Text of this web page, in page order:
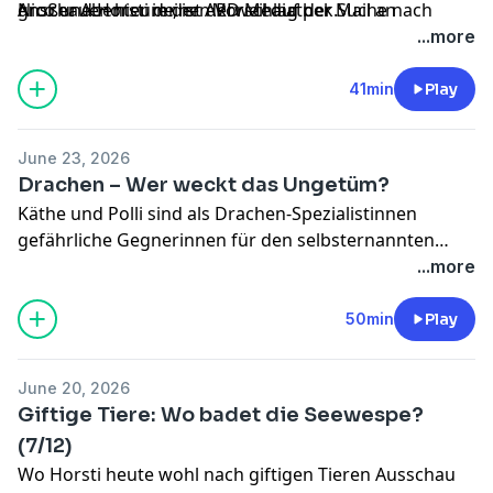
großer Abenteurer, ist derweil auf der Suche nach
einem geheimen Portal nach Entenhausen und geht
dafür sogar auf Enten-Verfolgung. Wer wird am Ende
in Gold schwimmen?
Nico und Horsti deinen Vorschlag per Mail an
bewirb dich direkt hier
Anschauenhier in der ARD Mediathek.
...more
41min Play
June 23, 2026
Drachen – Wer weckt das Ungetüm?
Käthe und Polli sind als Drachen-Spezialistinnen
gefährliche Gegnerinnen für den selbsternannten
"Quizkönig" Nico. Hat er eine Chance? Und Spielleiter
Horsti steckt mal wieder fest - ausgerechnet in einer
Ritterrüstung. Hört rein und ratet mit!
...more
50min Play
June 20, 2026
Giftige Tiere: Wo badet die Seewespe?
(7/12)
Wo Horsti heute wohl nach giftigen Tieren Ausschau